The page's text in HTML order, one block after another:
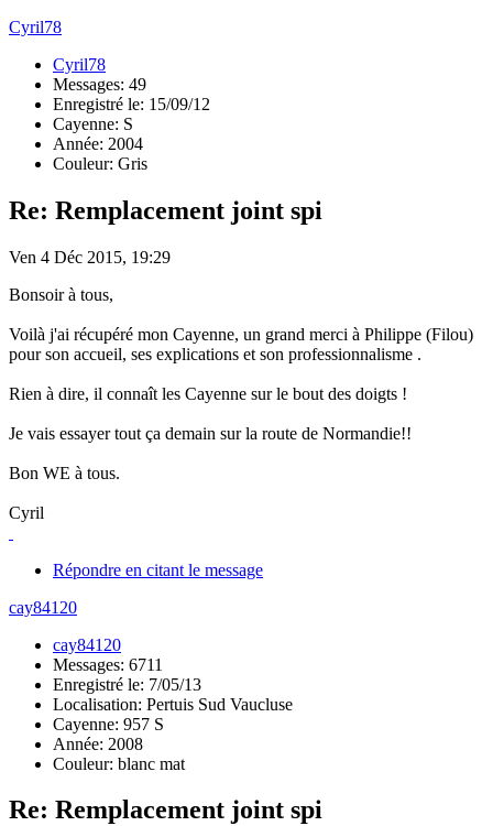
Cyril78
Cyril78
Messages: 49
Enregistré le: 15/09/12
Cayenne: S
Année: 2004
Couleur: Gris
Re: Remplacement joint spi
Ven 4 Déc 2015, 19:29
Bonsoir à tous,
Voilà j'ai récupéré mon Cayenne, un grand merci à Philippe (Filou)
pour son accueil, ses explications et son professionnalisme .
Rien à dire, il connaît les Cayenne sur le bout des doigts !
Je vais essayer tout ça demain sur la route de Normandie!!
Bon WE à tous.
Cyril
Répondre en citant le message
cay84120
cay84120
Messages: 6711
Enregistré le: 7/05/13
Localisation: Pertuis Sud Vaucluse
Cayenne: 957 S
Année: 2008
Couleur: blanc mat
Re: Remplacement joint spi